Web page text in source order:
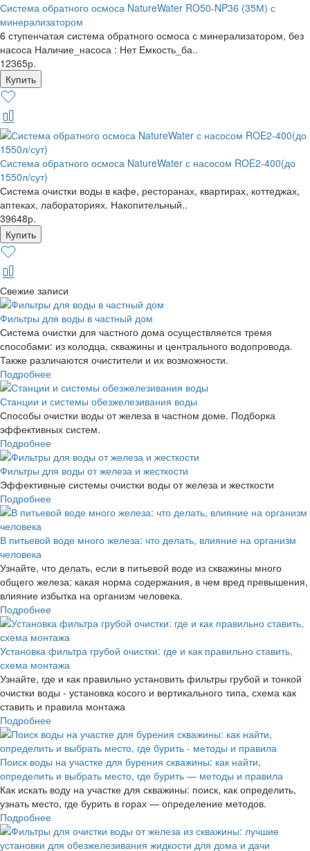
Система обратного осмоса NatureWater RO50-NP36 (35М) с
минерализатором
6 ступенчатая система обратного осмоса с минерализатором, без
насоса Наличие_насоса : Нет Емкость_ба..
12365р.
Система обратного осмоса NatureWater с насосом ROE2-400(до
1550л/сут)
Система очистки воды в кафе, ресторанах, квартирах, коттеджах,
аптеках, лабораториях. Накопительный..
39648р.
Свежие записи
Фильтры для воды в частный дом
Система очистки для частного дома осуществляется тремя
способами: из колодца, скважины и центрального водопровода.
Также различаются очистители и их возможности.
Подробнее
Станции и системы обезжелезивания воды
Способы очистки воды от железа в частном доме. Подборка
эффективных систем.
Подробнее
Фильтры для воды от железа и жесткости
Эффективные системы очистки воды от железа и жесткости
Подробнее
В питьевой воде много железа: что делать, влияние на организм
человека
Узнайте, что делать, если в питьевой воде из скважины много
общего железа: какая норма содержания, в чем вред превышения,
влияние избытка на организм человека.
Подробнее
Установка фильтра грубой очистки: где и как правильно ставить,
схема монтажа
Узнайте, где и как правильно установить фильтры грубой и тонкой
очистки воды - установка косого и вертикального типа, схема как
ставить и правила монтажа
Подробнее
Поиск воды на участке для бурения скважины: как найти,
определить и выбрать место, где бурить — методы и правила
Как искать воду на участке для скважины: поиск, как определить,
узнать место, где бурить в горах — определение методов.
Подробнее